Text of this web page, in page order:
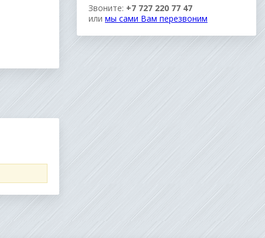
Звоните: +7 727 220 77 47
или мы сами Вам перезвоним